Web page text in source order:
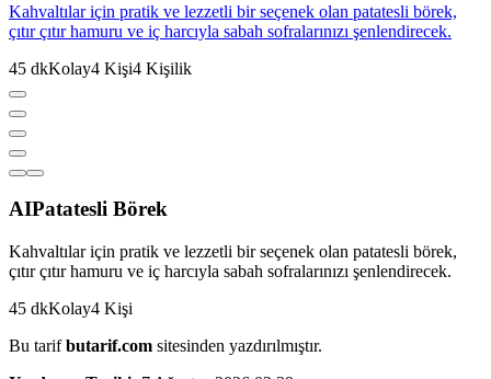
Kahvaltılar için pratik ve lezzetli bir seçenek olan patatesli börek,
çıtır çıtır hamuru ve iç harcıyla sabah sofralarınızı şenlendirecek.
45 dkKolay4 Kişi4 Kişilik
AIPatatesli Börek
Kahvaltılar için pratik ve lezzetli bir seçenek olan patatesli börek,
çıtır çıtır hamuru ve iç harcıyla sabah sofralarınızı şenlendirecek.
45 dkKolay4 Kişi
Bu tarifbutarif.com sitesinden yazdırılmıştır.